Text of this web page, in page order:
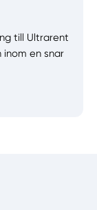
till Ultrarent
en snar